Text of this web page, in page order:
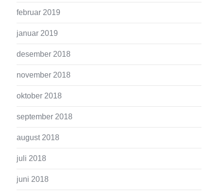
februar 2019
januar 2019
desember 2018
november 2018
oktober 2018
september 2018
august 2018
juli 2018
juni 2018